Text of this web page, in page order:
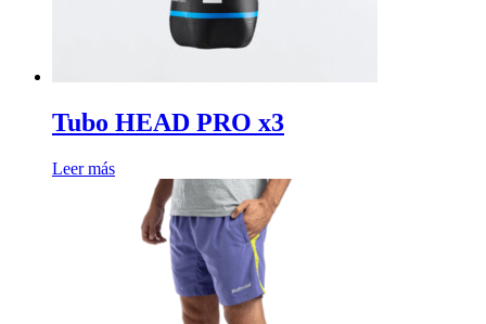
Tubo HEAD PRO x3
Leer más